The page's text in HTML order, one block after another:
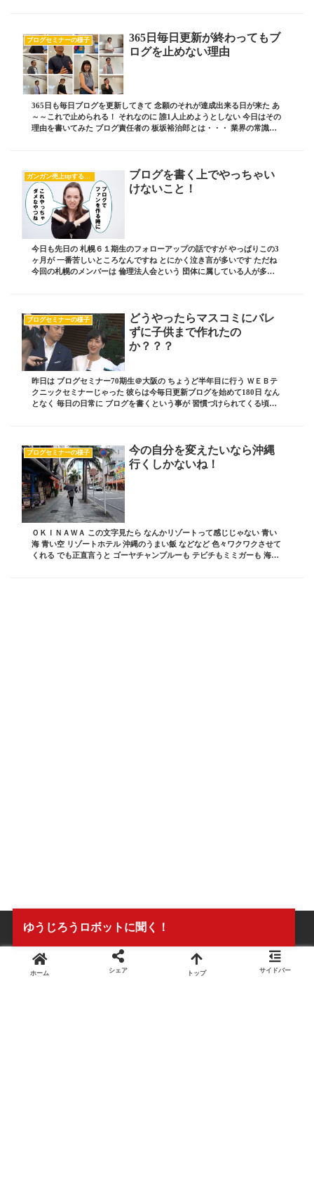
ブログセミナーの様子
365日毎日更新が終わってもブ
ログを止めない理由
365日も毎日ブログを更新してきて 念願のそれが達成出来る日が来た あ
～～これで止められる！ それなのに 誰1人止めようとしない 今日はその
理由を書いてみた ブログ責任者の 板坂裕治郎とは・・・ 業界の常識を
ガンガン売上upするブログの書き方
ブログを書く上でやっちゃい
けないこと！
今日も先日の 札幌６１期生のフォローアップの話ですが やっぱりこの3
ヶ月が 一番苦しいところなんですね とにかく泣き言が多いです ただね
今回の札幌のメンバーは 倫理法人会という 団体に属している人が多く
ブログセミナーの様子
どうやったらマスコミにバレ
ずに子供まで作れたの
か？？？
昨日は ブログセミナー70期生＠大阪の ちょうど半年目に行う ＷＥＢテ
クニックセミナーじゃった 彼らは今毎日更新ブログを始めて180日 なん
となく 毎日の日常に ブログを書くという事が 習慣づけられてくる頃だ
ブログセミナーの様子
今の自分を変えたいなら沖縄
行くしかないね！
ＯＫＩＮＡＷＡ この文字見たら なんかリゾートって感じじゃない 青い
海 青い空 リゾートホテル 沖縄のうまい飯 などなど 色々ワクワクさせて
くれる でも正直言うと ゴーヤチャンプルーも テビチもミミガーも 海ブ
ホーム シェア トップ サイドバー
ゆうじろうロボットに聞く！